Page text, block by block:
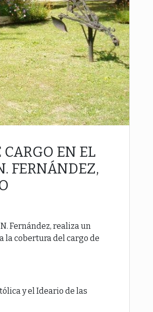
EN EL
FERNÁNDEZ,
Fernández, realiza un
la cobertura del cargo de
y el Ideario de las